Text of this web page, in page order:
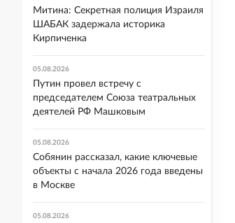
Митина: Секретная полиция Израиля
ШАБАК задержала историка
Кирпиченка
05.08.2026
Путин провел встречу с
председателем Союза театральных
деятелей РФ Машковым
05.08.2026
Собянин рассказал, какие ключевые
объекты с начала 2026 года введены
в Москве
05.08.2026